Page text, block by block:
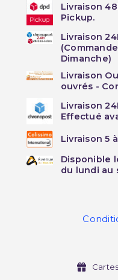
Livraison
Pickup.
Livraison
Dimanche)
Livraison
ouvrés -
Livraison
Effectué
Livraison 5
Disponible
du lundi au